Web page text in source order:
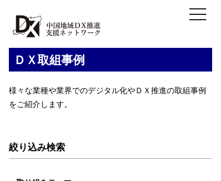
ＤＸ取組事例
様々な業種や業界でのデジタル化やＤＸ推進の取組事例
をご紹介します。
絞り込み検索